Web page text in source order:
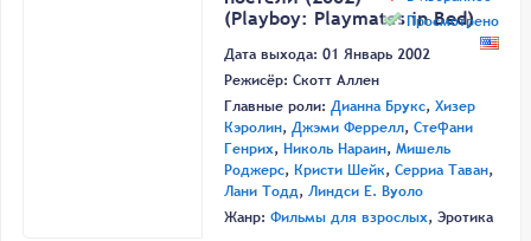
Просмотрено
(Playboy: Playmates in Bed)
Дата выхода: 01 Январь 2002
Режисёр: Скотт Аллен
Главные роли: Дианна Брукс, Хизер
Кэролин, Джэми Феррелл, Стефани
Генрих, Николь Нараин, Мишель
Роджерс, Кристи Шейк, Серриа Таван,
Лани Тодд, Линдси Е. Вуоло
Жанр: Фильмы для взрослых, Эротика